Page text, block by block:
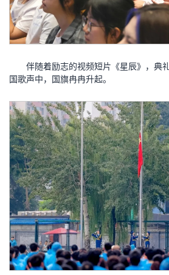
伴随着励志的视频短片《星辰》，典
国歌声中，国旗冉冉升起。